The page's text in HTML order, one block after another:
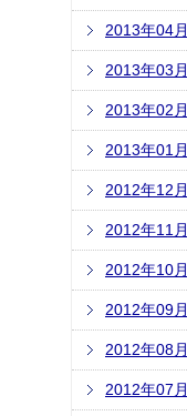
2013年04月
2013年03月
2013年02月
2013年01月
2012年12月
2012年11月
2012年10月
2012年09月
2012年08月
2012年07月